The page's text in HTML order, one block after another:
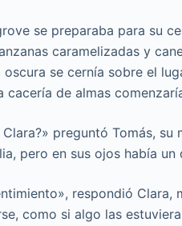
se preparaba para su
caramelizadas y
se cernía sobre el
cacería de almas
preguntó Tomás,
pero en sus ojos había
respondió
como si algo las